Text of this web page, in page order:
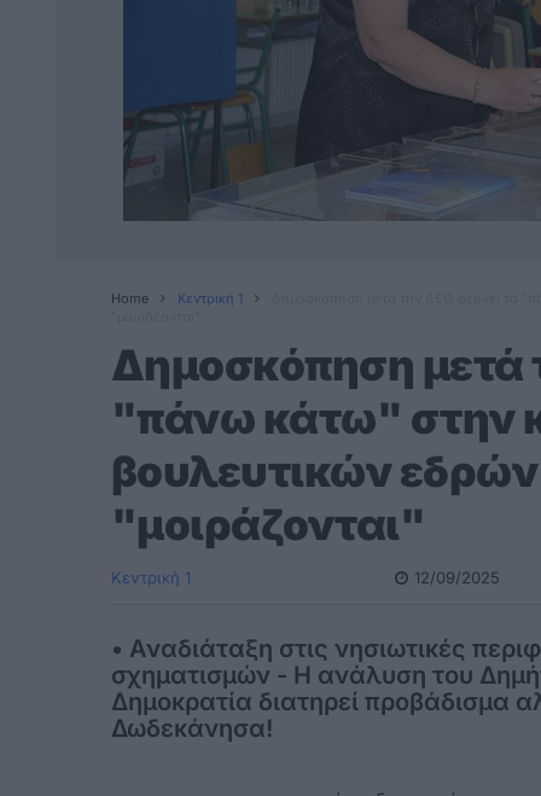
Home Κεντρική 1
Δημοσκόπηση μετά
"πάνω κάτω" στην
βουλευτικών
"μοιράζονται"
Κεντρική 1 12/09/2025
• Αναδιάταξη στις νησιωτικές
σχηματισμών - Η ανάλυση του
Δημοκρατία διατηρεί προβάδισμα
Δωδεκάνησα!